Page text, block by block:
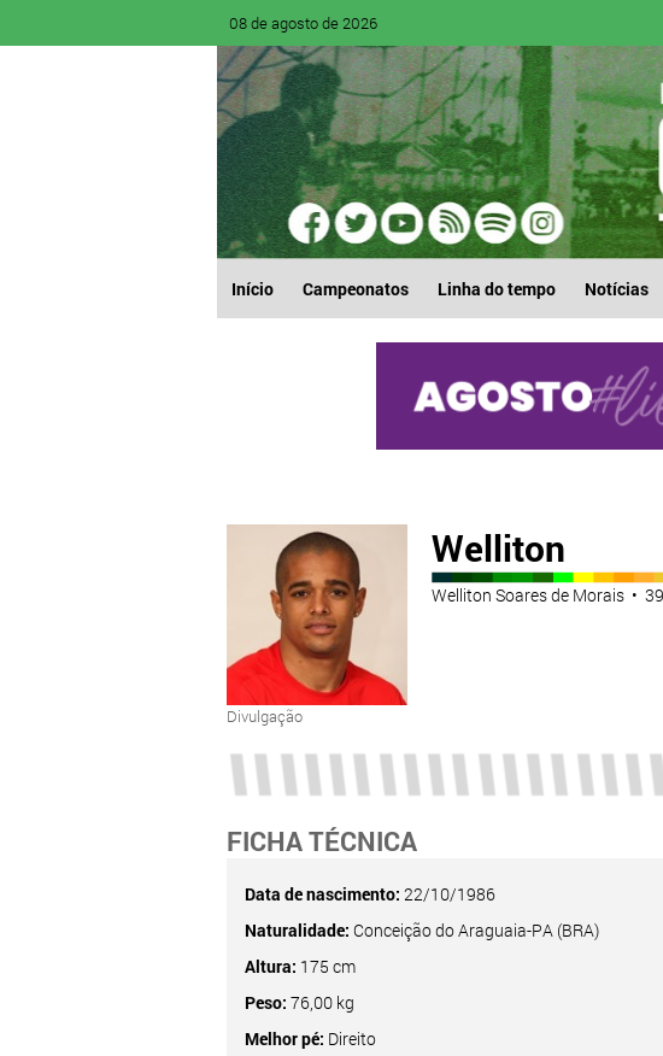
08 de agosto de 2026
Início Campeonatos Linha do tempo Notícias
Divulgação
Welliton
Welliton Soares de Morais •
FICHA TÉCNICA
Data de nascimento: 22/10/1986
Naturalidade: Conceição do Araguaia-PA (BRA)
Altura: 175 cm
Peso: 76,00 kg
Melhor pé: Direito